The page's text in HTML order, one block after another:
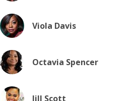
Viola Davis
Octavia Spencer
Jill Scott